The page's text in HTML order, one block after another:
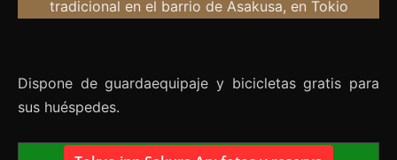
Dispone de guardaequipaje y bicicletas gratis para
sus huéspedes.